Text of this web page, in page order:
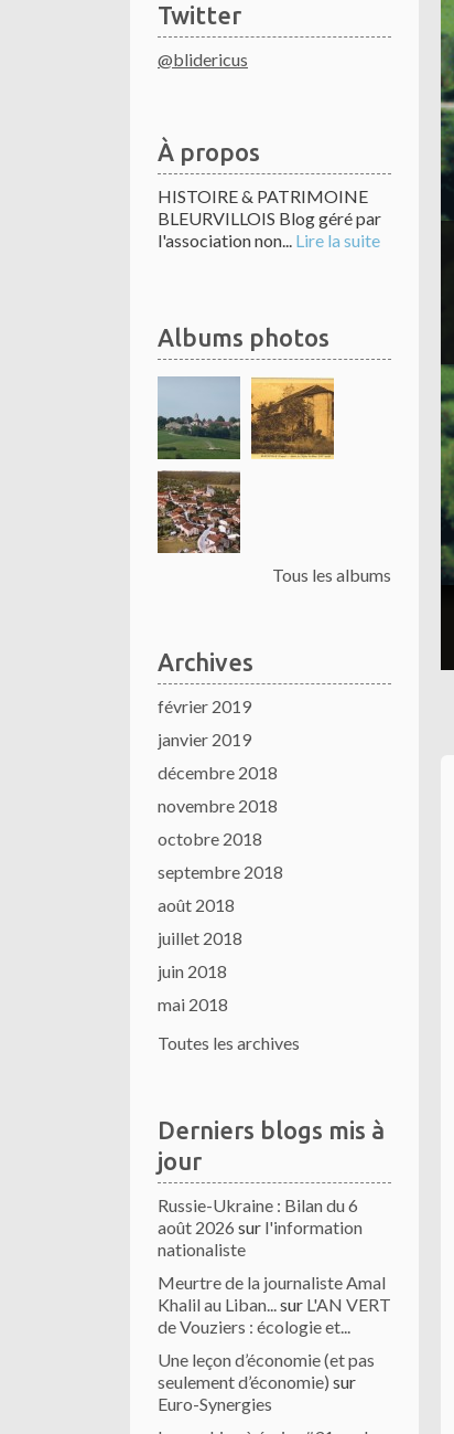
Twitter
@blidericus
À propos
HISTOIRE & PATRIMOINE
BLEURVILLOIS Blog géré par
l'association non... Lire la suite
Albums photos
Tous les albums
Archives
février 2019
janvier 2019
décembre 2018
novembre 2018
octobre 2018
septembre 2018
août 2018
juillet 2018
juin 2018
mai 2018
Toutes les archives
Derniers blogs mis à
jour
Russie-Ukraine : Bilan du 6
août 2026 sur l'information
nationaliste
Meurtre de la journaliste Amal
Khalil au Liban...sur L'AN VERT
de Vouziers : écologie et...
Une leçon d’économie (et pas
seulement d’économie) sur
Euro-Synergies